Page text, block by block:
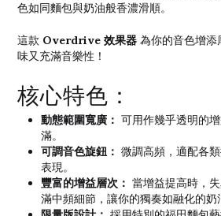
色如同麵包與奶油般香濃滑順。
這款 Overdrive 效果器 為你的音色增添
味又充滿音樂性！
核心特色：
動態範圍寬廣： 可用作幾乎透明的
滿。
可調音色旋鈕： 微調高頻，適配各
表現。
豐富的增益層次： 當增益提高時，
滿中頻細節，讓你的獨奏如融化的奶